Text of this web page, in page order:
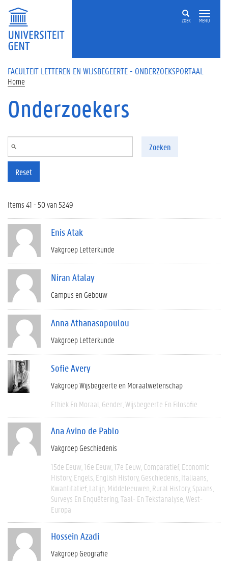
Overslaan en naar de inhoud gaan
ZOEK MENU
FACULTEIT LETTEREN EN WIJSBEGEERTE - ONDERZOEKSPORTAAL
Home
Onderzoekers
Zoeken
Reset
Items 41 - 50 van 5249
Enis Atak
Vakgroep Letterkunde
Niran Atalay
Campus en Gebouw
Anna Athanasopoulou
Vakgroep Letterkunde
Sofie Avery
Vakgroep Wijsbegeerte en Moraalwetenschap
Ethiek En Moraal Gender Wijsbegeerte En Filosofie
Ana Avino de Pablo
Vakgroep Geschiedenis
15de Eeuw 16e Eeuw 17e Eeuw Comparatief Economic
History Engels English History Geschiedenis Italiaans
Kwantitatief Latijn Middeleeuwen Rural History Spaans
Surveys En Enquêtering Taal- En Tekstanalyse West-
Europa
Hossein Azadi
Vakgroep Geografie